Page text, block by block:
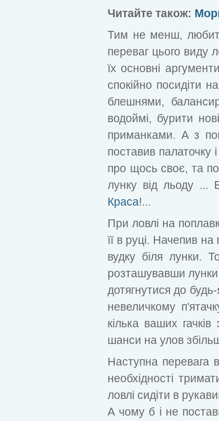
Читайте також:
Тим не менш,
переваг цього виду
їх основні
спокійно посидіти
блешнями,
водоймі, бурити
приманками. А з
поставив
про щось своє, та
лунку від льоду ...
Краса!...
При ловлі на
її в руці. Начепив
вудку біля лунки.
розташувавши
дотягнутися до
невеличкому
кілька ваших
шанси на улов
Наступна перевага
необхідності
ловлі сидіти в
А чому б і не